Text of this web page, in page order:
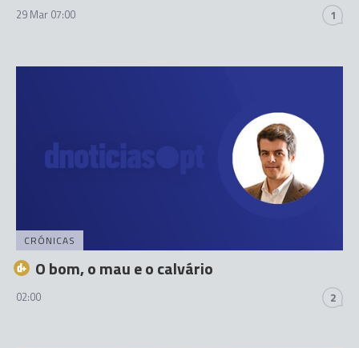
29 Mar 07:00 1
CRÓNICAS
O bom, o mau e o calvário
02:00 2